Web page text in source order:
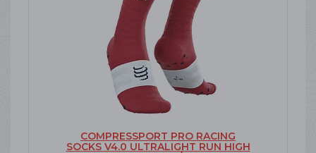
COMPRESSPORT PRO RACING
SOCKS V4.0 ULTRALIGHT RUN HIGH